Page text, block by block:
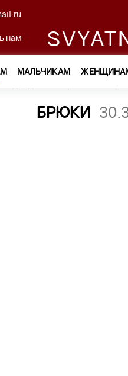
нам
МАЛЬЧИКАМ
БРЮКИ